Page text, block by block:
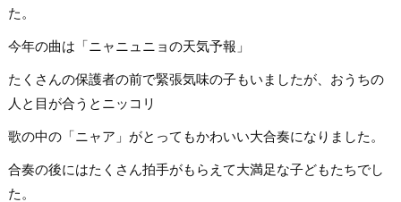
た。
今年の曲は「ニャニュニョの天気予報」
たくさんの保護者の前で緊張気味の子もいましたが、おうちの
人と目が合うとニッコリ
歌の中の「ニャア」がとってもかわいい大合奏になりました。
合奏の後にはたくさん拍手がもらえて大満足な子どもたちでし
た。